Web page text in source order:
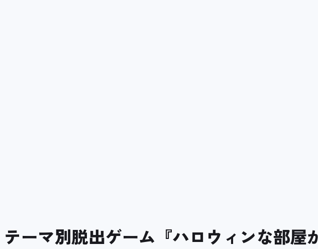
テーマ別脱出ゲーム『ハロウィンな部屋